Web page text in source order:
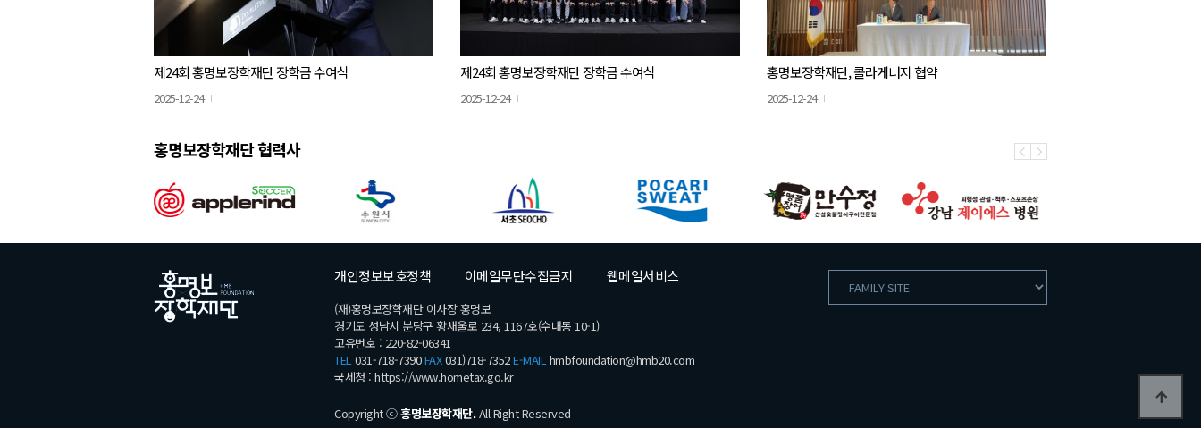
제24회 홍명보장학재단 장학금 수여식
2025-12-24
제24회 홍명보장학재단 장학금 수여식
2025-12-24
홍명보장학재단, 콜라게너지 협약
2025-12-24
홍명보장학재단 협력사
개인정보보호정책 이메일무단수집금지 웹메일서비스
(재)홍명보장학재단 이사장 홍명보
경기도 성남시 분당구 황새울로 234, 1167호(수내동 10-1)
고유번호 : 220-82-06341
TEL031-718-7390FAX031)718-7352E-MAILhmbfoundation@hmb20.com
국세청 : https://www.hometax.go.kr
Copyright ⓒ홍명보장학재단.All Right Reserved